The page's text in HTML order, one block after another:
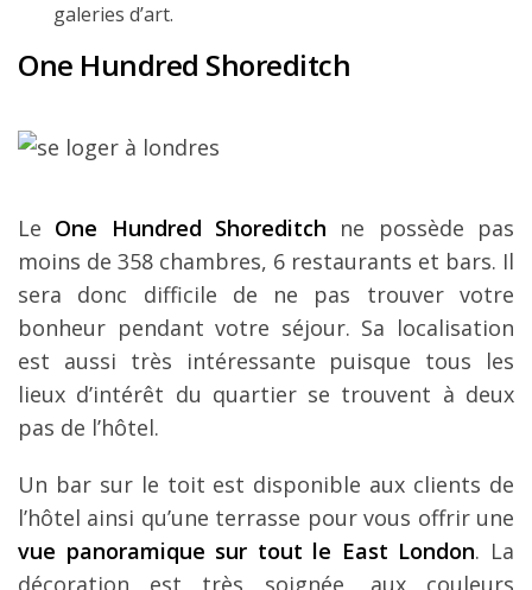
galeries d’art.
One Hundred Shoreditch
Le One Hundred Shoreditch ne possède pas
moins de 358 chambres, 6 restaurants et bars. Il
sera donc difficile de ne pas trouver votre
bonheur pendant votre séjour. Sa localisation
est aussi très intéressante puisque tous les
lieux d’intérêt du quartier se trouvent à deux
pas de l’hôtel.
Un bar sur le toit est disponible aux clients de
l’hôtel ainsi qu’une terrasse pour vous offrir une
vue panoramique sur tout le East London. La